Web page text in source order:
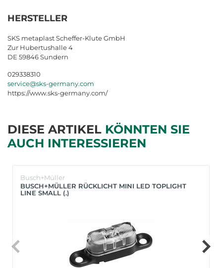
HERSTELLER
SKS metaplast Scheffer-Klute GmbH
Zur Hubertushalle 4
DE 59846 Sundern
029338310
service@sks-germany.com
https://www.sks-germany.com/
DIESE ARTIKEL KÖNNTEN SIE
AUCH INTERESSIEREN
Busch+Müller
BUSCH+MÜLLER RÜCKLICHT MINI LED TOPLIGHT
LINE SMALL (.)